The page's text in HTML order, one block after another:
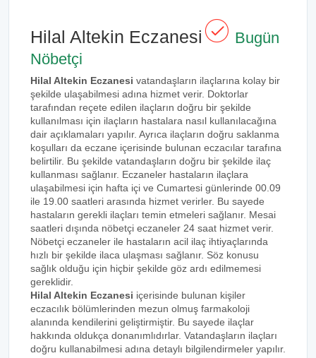
Hilal Altekin Eczanesi
Bugün
Nöbetçi
Hilal Altekin Eczanesi vatandaşların ilaçlarına kolay bir
şekilde ulaşabilmesi adına hizmet verir. Doktorlar
tarafından reçete edilen ilaçların doğru bir şekilde
kullanılması için ilaçların hastalara nasıl kullanılacağına
dair açıklamaları yapılır. Ayrıca ilaçların doğru saklanma
koşulları da eczane içerisinde bulunan eczacılar tarafına
belirtilir. Bu şekilde vatandaşların doğru bir şekilde ilaç
kullanması sağlanır. Eczaneler hastaların ilaçlara
ulaşabilmesi için hafta içi ve Cumartesi günlerinde 00.09
ile 19.00 saatleri arasında hizmet verirler. Bu sayede
hastaların gerekli ilaçları temin etmeleri sağlanır. Mesai
saatleri dışında nöbetçi eczaneler 24 saat hizmet verir.
Nöbetçi eczaneler ile hastaların acil ilaç ihtiyaçlarında
hızlı bir şekilde ilaca ulaşması sağlanır. Söz konusu
sağlık olduğu için hiçbir şekilde göz ardı edilmemesi
gereklidir.
Hilal Altekin Eczanesi içerisinde bulunan kişiler
eczacılık bölümlerinden mezun olmuş farmakoloji
alanında kendilerini geliştirmiştir. Bu sayede ilaçlar
hakkında oldukça donanımlıdırlar. Vatandaşların ilaçları
doğru kullanabilmesi adına detaylı bilgilendirmeler yapılır.